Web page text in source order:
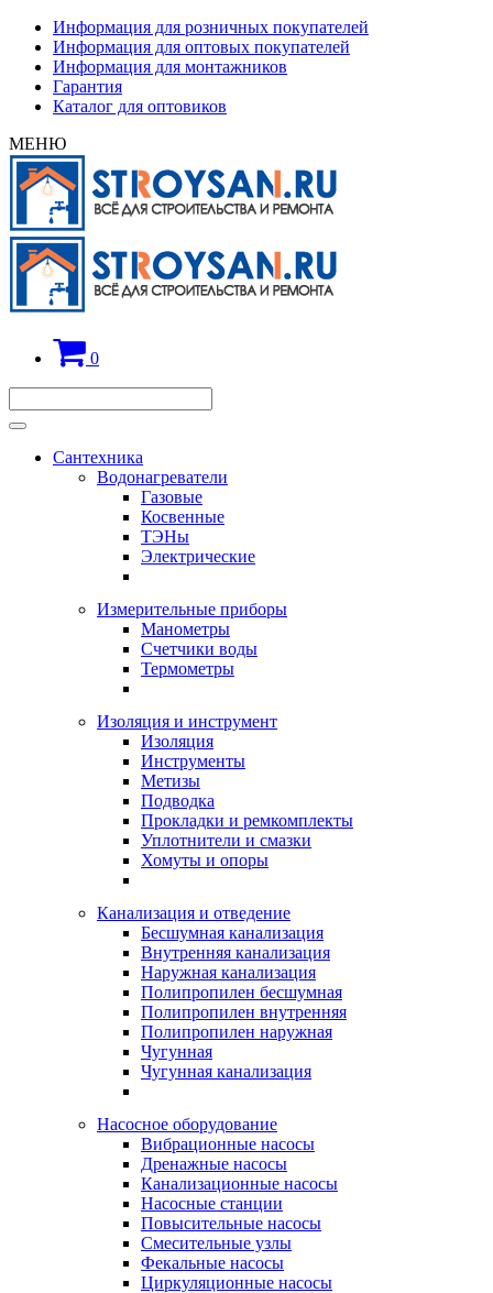
Информация для розничных покупателей
Информация для оптовых покупателей
Информация для монтажников
Гарантия
Каталог для оптовиков
МЕНЮ
0
Сантехника
Водонагреватели
Газовые
Косвенные
ТЭНы
Электрические
Измерительные приборы
Манометры
Счетчики воды
Термометры
Изоляция и инструмент
Изоляция
Инструменты
Метизы
Подводка
Прокладки и ремкомплекты
Уплотнители и смазки
Хомуты и опоры
Канализация и отведение
Бесшумная канализация
Внутренняя канализация
Наружная канализация
Полипропилен бесшумная
Полипропилен внутренняя
Полипропилен наружная
Чугунная
Чугунная канализация
Насосное оборудование
Вибрационные насосы
Дренажные насосы
Канализационные насосы
Насосные станции
Повысительные насосы
Смесительные узлы
Фекальные насосы
Циркуляционные насосы